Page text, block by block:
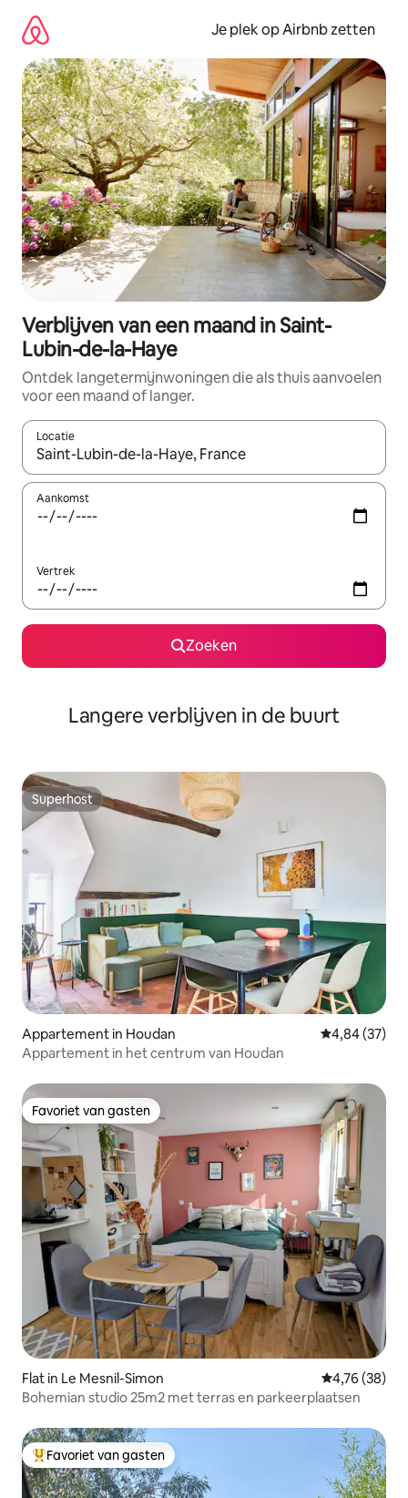
direct
naar
inhoud
Je plek op Airbnb zetten
Verblijven van een maand in Saint-
Lubin-de-la-Haye
Ontdek langetermijnwoningen die als thuis aanvoelen
voor een maand of langer.
Locatie
Wanneer er resultaten beschikbaar zijn, maak je een keuze
Aankomst
Vertrek
Zoeken
Langere verblijven in de buurt
Superhost
Superhost
Appartement in Houdan Gemiddelde
4,84 (37)
Appartement in het centrum van Houdan
Favoriet van gasten
Favoriet van gasten
Flat in Le Mesnil-Simon Gemiddelde
4,76 (38)
Bohemian studio 25m2 met terras en parkeerplaatsen
Topfavoriet van gasten
Favoriet van gasten